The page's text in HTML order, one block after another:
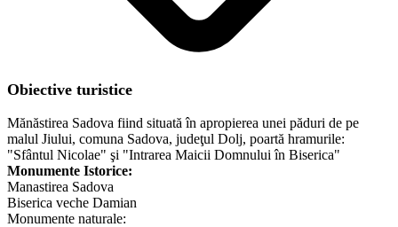
Obiective turistice
Mănăstirea Sadova fiind situată în apropierea unei păduri de pe
malul Jiului, comuna Sadova, judeţul Dolj, poartă hramurile:
"Sfântul Nicolae" şi "Intrarea Maicii Domnului în Biserica"
Monumente Istorice:
Manastirea Sadova
Biserica veche Damian
​Monumente naturale: